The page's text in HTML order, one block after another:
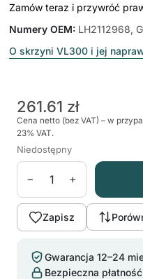
Zamów teraz і przywróć
Numery OEM: LH2112968,
O skrzyni VL300 i jej
261.61 zł
Cena netto (bez VAT) – w
23% VAT.
Niedostępny
− +
Zapisz
Gwarancja 12–24
Bezpieczna płatność